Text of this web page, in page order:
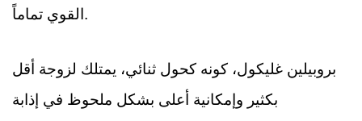
القوي تماماً.
بروبيلين غليكول، كونه كحول ثنائي، يمتلك لزوجة أقل
بكثير وإمكانية أعلى بشكل ملحوظ في إذابة